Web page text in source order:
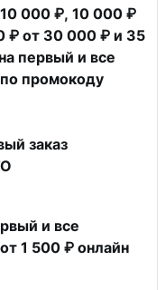
000 ₽, 10 000 ₽
₽ от 30 000 ₽ и 35
первый и все
промокоду
заказ
и все
1 500 ₽ онлайн